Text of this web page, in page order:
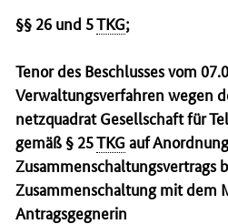
§§ 26 und 5TKG;
Tenor des Beschlusses vom
Verwaltungsverfahren wegen
netzquadrat Gesellschaft für
gemäß § 25TKG auf
Zusammenschaltungsvertrags
Zusammenschaltung mit dem
Antragsgegnerin